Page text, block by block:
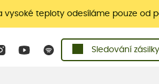
vysoké teploty odesíláme pouze od
Sledování zásilky